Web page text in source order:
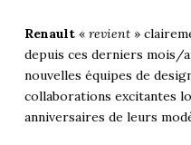
Renault« revient»
depuis ces derniers mois/
nouvelles équipes de
collaborations excitantes
anniversaires de leurs